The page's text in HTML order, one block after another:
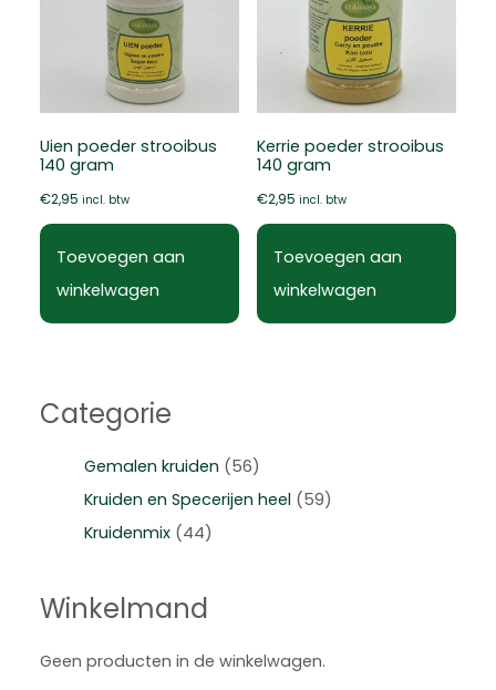
Uien poeder strooibus
140 gram
€2,95 incl. btw
Toevoegen aan
winkelwagen
Kerrie poeder strooibus
140 gram
€2,95 incl. btw
Toevoegen aan
winkelwagen
Categorie
Gemalen kruiden (56)
Kruiden en Specerijen heel (59)
Kruidenmix (44)
Winkelmand
Geen producten in de winkelwagen.